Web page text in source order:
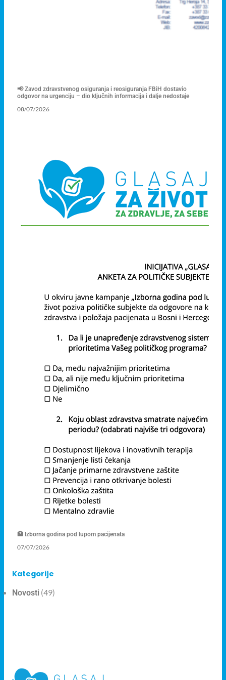
📢 Zavod zdravstvenog osiguranja i reosiguranja FBiH dostavio
odgovor na urgenciju – dio ključnih informacija i dalje nedostaje
08/07/2026
🏥 Izborna godina pod lupom pacijenata
07/07/2026
Kategorije
Novosti (49)